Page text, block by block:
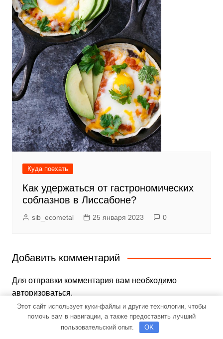
Куда поехать
Как удержаться от гастрономических
соблазнов в Лиссабоне?
sib_ecometal 25 января 2023 0
Добавить комментарий
Для отправки комментария вам необходимо
авторизоваться.
Этот сайт использует куки-файлы и другие технологии, чтобы
помочь вам в навигации, а также предоставить лучший
пользовательский опыт.
OK